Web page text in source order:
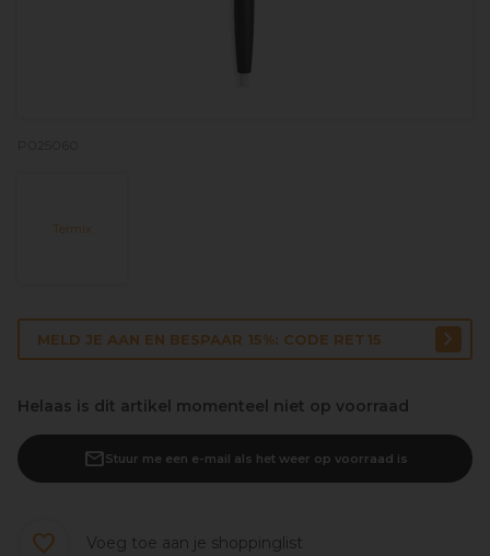
Termix
MELD JE AAN EN BESPAAR 15%: CODE RET15
Helaas is dit artikel momenteel niet op voorraad
Stuur me een e-mail als het weer op voorraad is
Voeg toe aan je shoppinglist